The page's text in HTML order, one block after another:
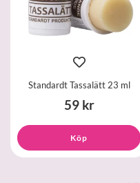
Standardt Tassalätt 23 ml
59 kr
Köp